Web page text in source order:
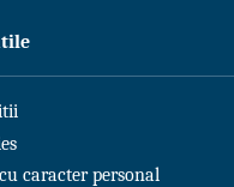
caracter personal